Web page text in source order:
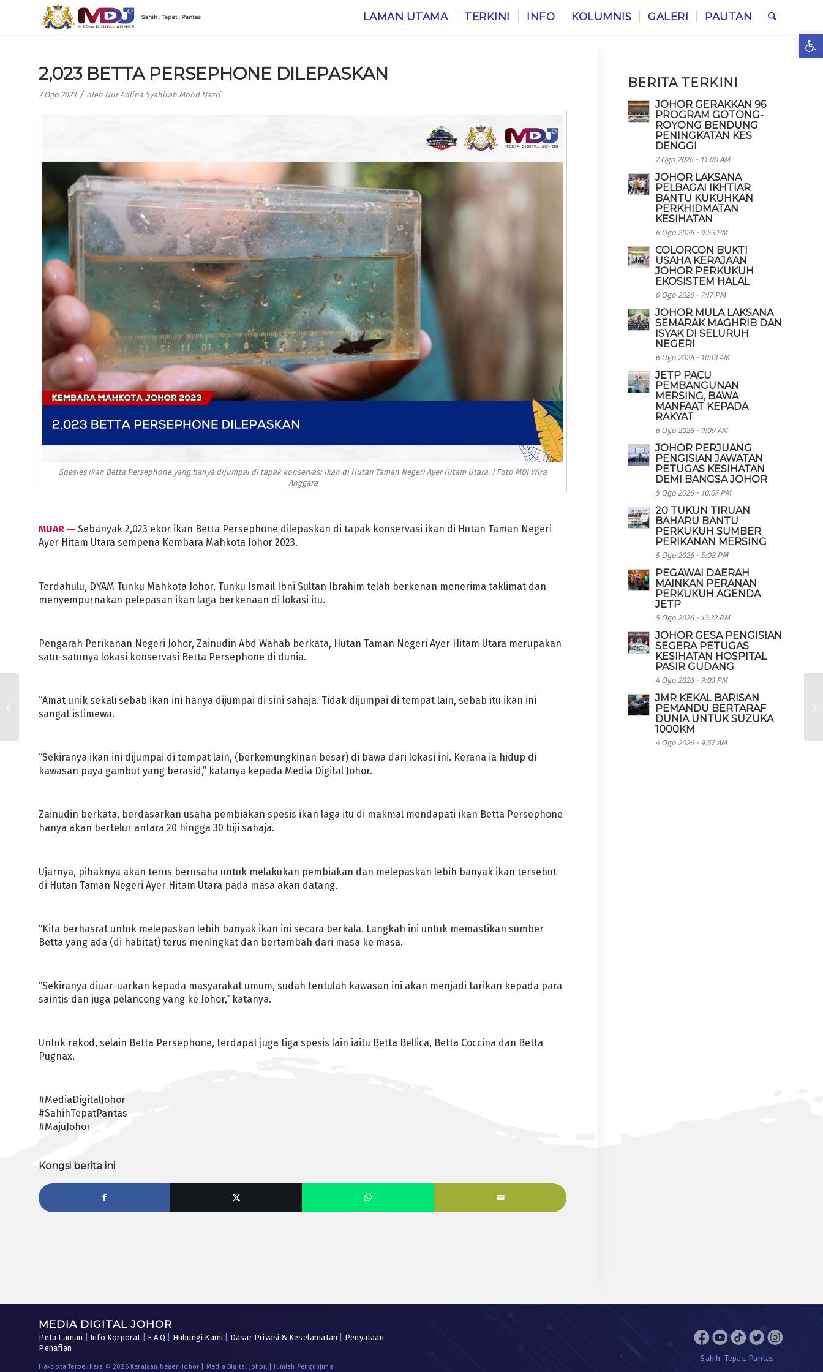
LAMAN UTAMA TERKINI INFO KOLUMNIS GALERI PAUTAN
2,023 BETTA PERSEPHONE DILEPASKAN
7 Ogo 2023 / oleh Nur Adlina Syahirah Mohd Nazri
Spesies ikan Betta Persephone yang hanya dijumpai di tapak konservasi ikan di Hutan Taman Negeri Ayer Hitam Utara. | Foto MDJ Wira
Anggara
MUAR — Sebanyak 2,023 ekor ikan Betta Persephone dilepaskan di tapak konservasi ikan di Hutan Taman Negeri
Ayer Hitam Utara sempena Kembara Mahkota Johor 2023.
Terdahulu, DYAM Tunku Mahkota Johor, Tunku Ismail Ibni Sultan Ibrahim telah berkenan menerima taklimat dan
menyempurnakan pelepasan ikan laga berkenaan di lokasi itu.
Pengarah Perikanan Negeri Johor, Zainudin Abd Wahab berkata, Hutan Taman Negeri Ayer Hitam Utara merupakan
satu-satunya lokasi konservasi Betta Persephone di dunia.
“Amat unik sekali sebab ikan ini hanya dijumpai di sini sahaja. Tidak dijumpai di tempat lain, sebab itu ikan ini
sangat istimewa.
“Sekiranya ikan ini dijumpai di tempat lain, (berkemungkinan besar) di bawa dari lokasi ini. Kerana ia hidup di
kawasan paya gambut yang berasid,” katanya kepada Media Digital Johor.
Zainudin berkata, berdasarkan usaha pembiakan spesis ikan laga itu di makmal mendapati ikan Betta Persephone
hanya akan bertelur antara 20 hingga 30 biji sahaja.
Ujarnya, pihaknya akan terus berusaha untuk melakukan pembiakan dan melepaskan lebih banyak ikan tersebut
di Hutan Taman Negeri Ayer Hitam Utara pada masa akan datang.
“Kita berhasrat untuk melepaskan lebih banyak ikan ini secara berkala. Langkah ini untuk memastikan sumber
Betta yang ada (di habitat) terus meningkat dan bertambah dari masa ke masa.
“Sekiranya diuar-uarkan kepada masyarakat umum, sudah tentulah kawasan ini akan menjadi tarikan kepada para
saintis dan juga pelancong yang ke Johor,” katanya.
Untuk rekod, selain Betta Persephone, terdapat juga tiga spesis lain iaitu Betta Bellica, Betta Coccina dan Betta
Pugnax.
#MediaDigitalJohor
#SahihTepatPantas
#MajuJohor
Kongsi berita ini
BERITA TERKINI
JOHOR GERAKKAN 96
PROGRAM GOTONG-
ROYONG BENDUNG
PENINGKATAN KES
DENGGI
7 Ogo 2026 - 11:00 AM
JOHOR LAKSANA
PELBAGAI IKHTIAR
BANTU KUKUHKAN
PERKHIDMATAN
KESIHATAN
6 Ogo 2026 - 9:53 PM
COLORCON BUKTI
USAHA KERAJAAN
JOHOR PERKUKUH
EKOSISTEM HALAL
6 Ogo 2026 - 7:17 PM
JOHOR MULA LAKSANA
SEMARAK MAGHRIB DAN
ISYAK DI SELURUH
NEGERI
6 Ogo 2026 - 10:13 AM
JETP PACU
PEMBANGUNAN
MERSING, BAWA
MANFAAT KEPADA
RAKYAT
6 Ogo 2026 - 9:09 AM
JOHOR PERJUANG
PENGISIAN JAWATAN
PETUGAS KESIHATAN
DEMI BANGSA JOHOR
5 Ogo 2026 - 10:07 PM
20 TUKUN TIRUAN
BAHARU BANTU
PERKUKUH SUMBER
PERIKANAN MERSING
5 Ogo 2026 - 5:08 PM
PEGAWAI DAERAH
MAINKAN PERANAN
PERKUKUH AGENDA
JETP
5 Ogo 2026 - 12:32 PM
JOHOR GESA PENGISIAN
SEGERA PETUGAS
KESIHATAN HOSPITAL
PASIR GUDANG
4 Ogo 2026 - 9:03 PM
JMR KEKAL BARISAN
PEMANDU BERTARAF
DUNIA UNTUK SUZUKA
1000KM
4 Ogo 2026 - 9:57 AM
MEDIA DIGITAL JOHOR
Peta Laman Info Korporat F.A.Q Hubungi Kami Dasar Privasi & Keselamatan
Penyataan
Penafian
Hakcipta Terpelihara © 2026 Kerajaan Negeri Johor | Media Digital Johor. | Jumlah Pengunjung:
Sahih. Tepat. Pantas.
PERIUK KERA
DINAMAKAN SEMPENA